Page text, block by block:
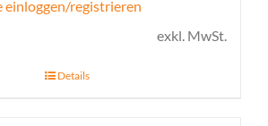
einloggen/registrieren
exkl. MwSt.
Details